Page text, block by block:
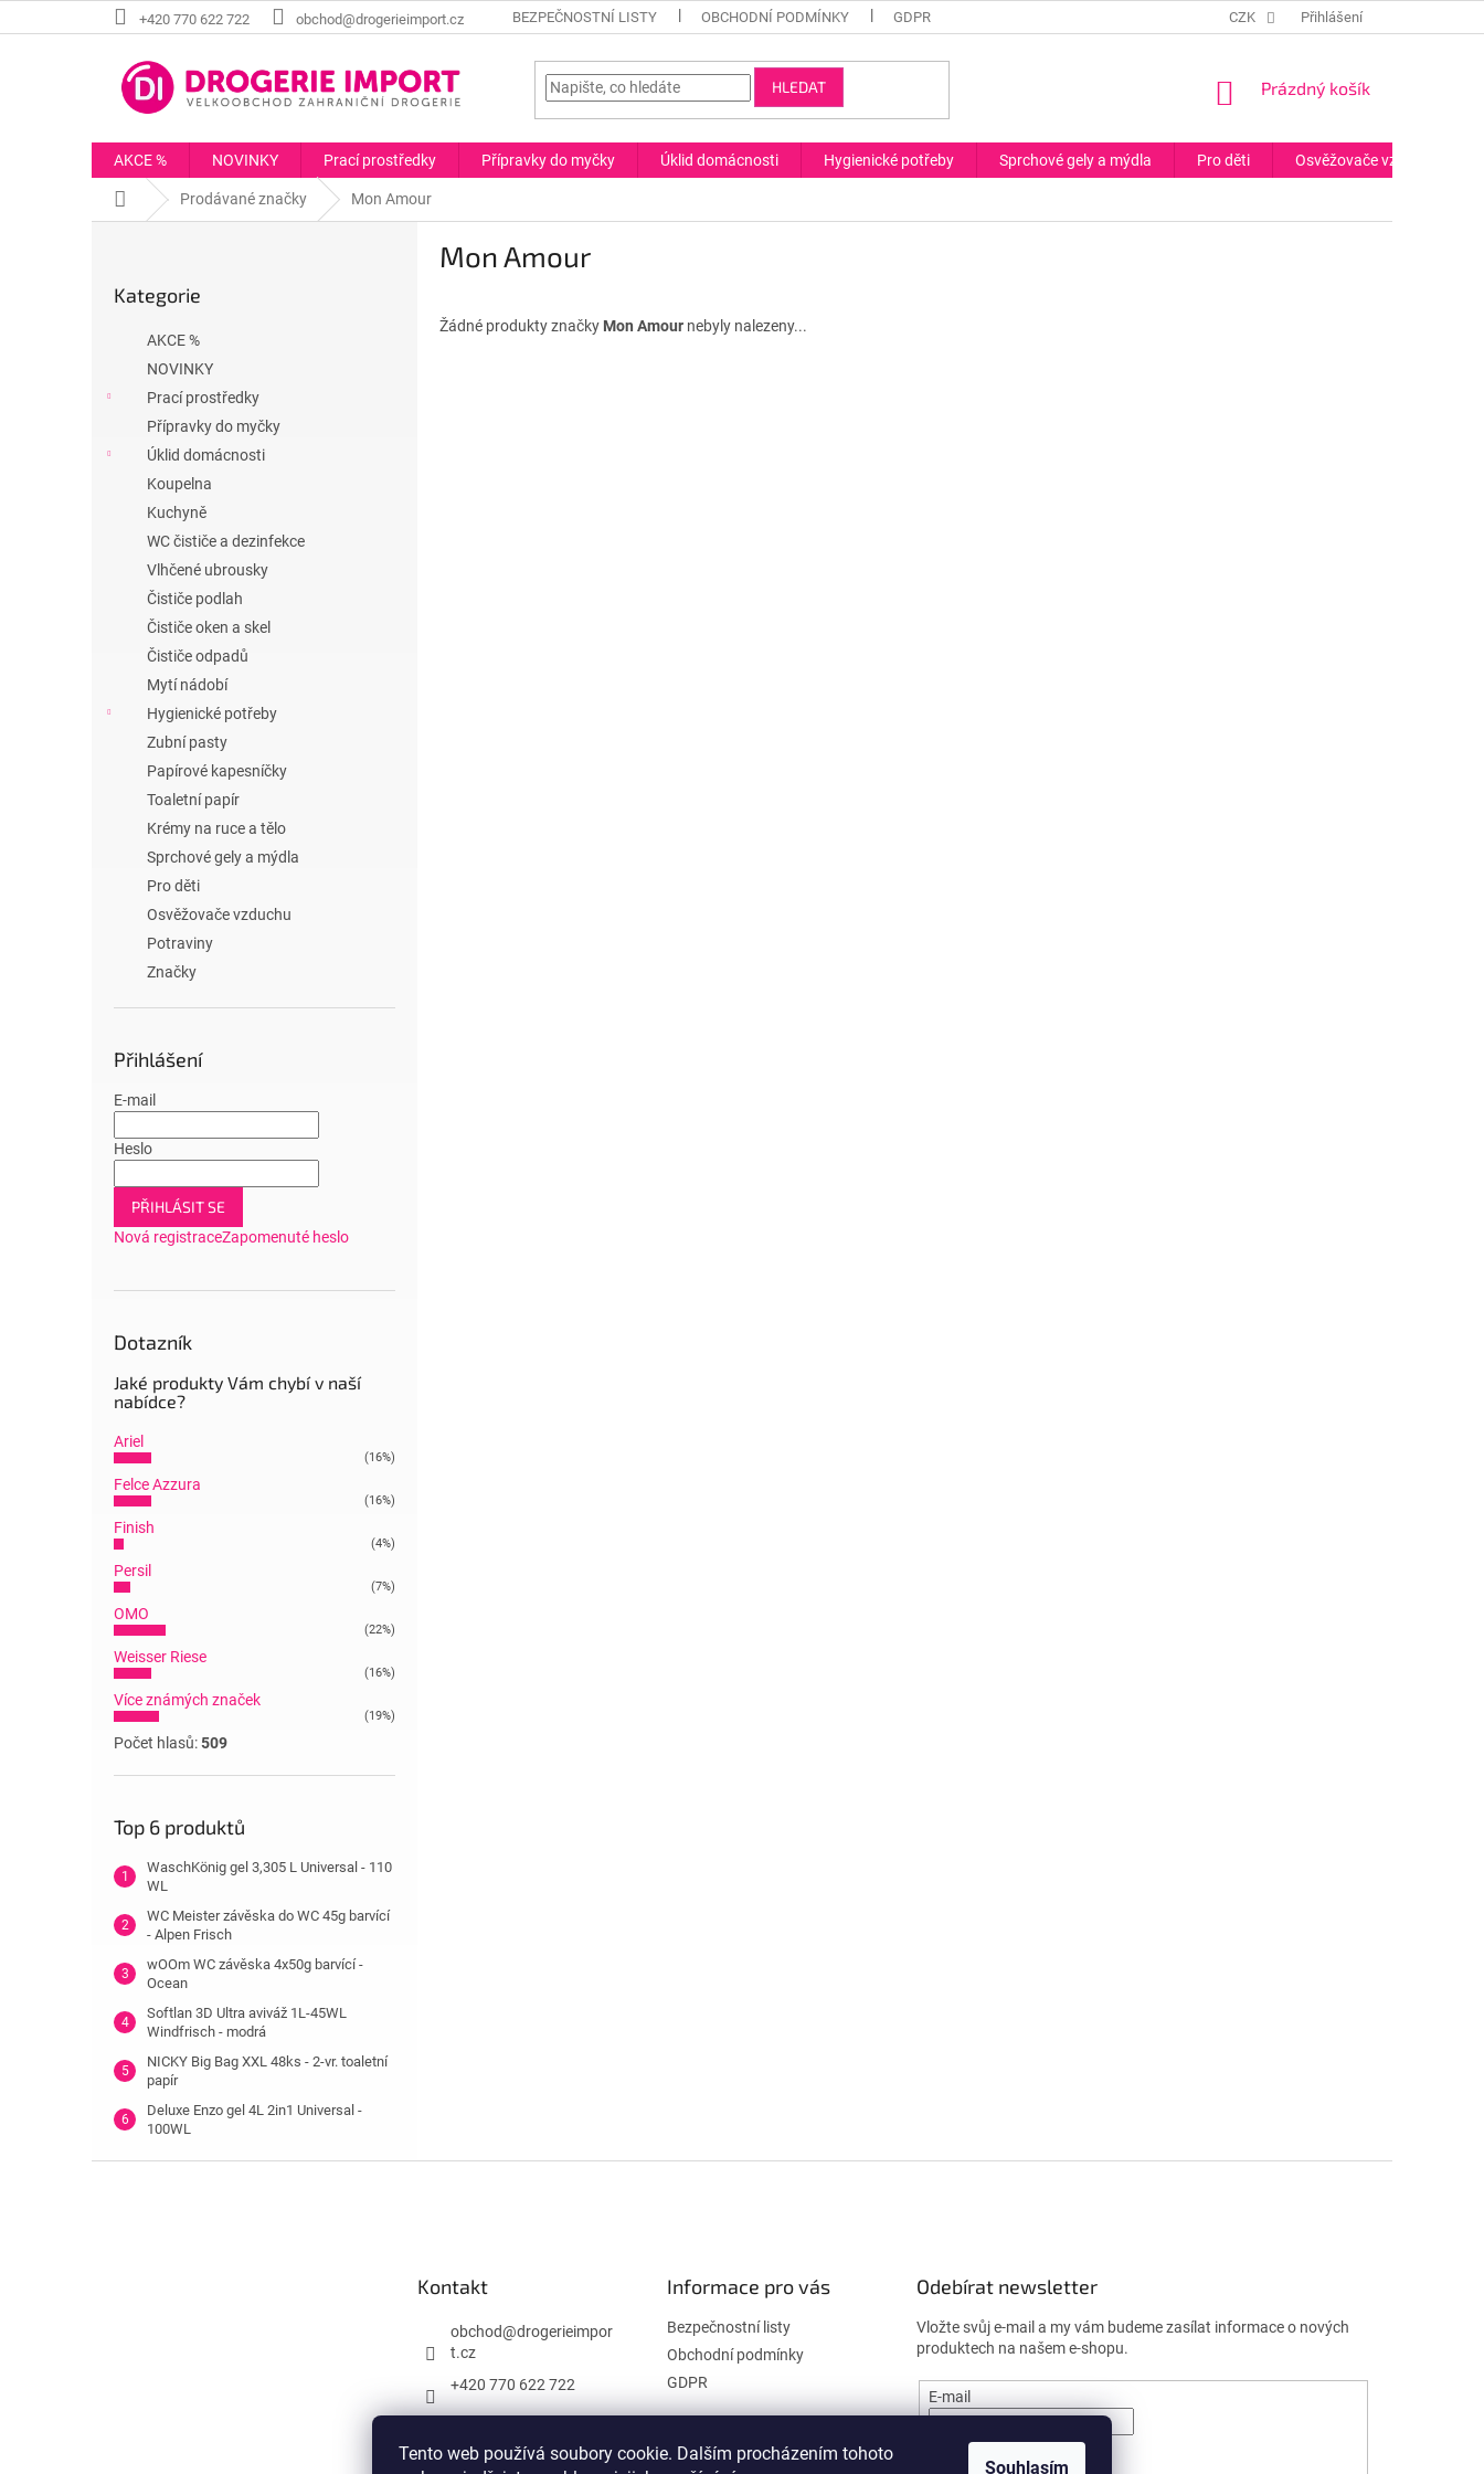
Tento web používá soubory cookie. Dalším procházením tohoto
Souhlasím
na
+420 770 622 722 obchod@drogerieimport.cz BEZPEČNOSTNÍ LISTY OBCHODNÍ PODMÍNKY GDPR CZK Přihlášení
HLEDAT
NÁKUPNÍ
Prázdný košík
AKCE % NOVINKY Prací prostředky Přípravky do myčky Úklid domácnosti Hygienické potřeby Sprchové gely a mýdla Pro děti Osvěžovače vzduchu
Domů Prodávané značky Mon Amour
kategorie
Kategorie
AKCE %
NOVINKY
Prací prostředky
Přípravky do myčky
Úklid domácnosti
Koupelna
Kuchyně
WC čističe a dezinfekce
Vlhčené ubrousky
Čističe podlah
Čističe oken a skel
Čističe odpadů
Mytí nádobí
Hygienické potřeby
Zubní pasty
Papírové kapesníčky
Toaletní papír
Krémy na ruce a tělo
Sprchové gely a mýdla
Pro děti
Osvěžovače vzduchu
Potraviny
Značky
Přihlášení
E-mail
Heslo
PŘIHLÁSIT SE
Nová registraceZapomenuté heslo
Dotazník
Jaké produkty Vám chybí v naší
nabídce?
Ariel
(16%)
Felce Azzura
(16%)
Finish
(4%)
Persil
(7%)
OMO
(22%)
Weisser Riese
(16%)
Více známých značek
(19%)
Počet hlasů:509
Top 6 produktů
WaschKönig gel 3,305 L Universal - 110
WL
WC Meister závěska do WC 45g barvící
- Alpen Frisch
wOOm WC závěska 4x50g barvící -
Ocean
Softlan 3D Ultra aviváž 1L-45WL
Windfrisch - modrá
NICKY Big Bag XXL 48ks - 2-vr. toaletní
papír
Deluxe Enzo gel 4L 2in1 Universal -
100WL
Mon Amour
Žádné produkty značky Mon Amour nebyly nalezeny...
Kontakt
obchod@drogerieimpor
t.cz
+420 770 622 722
Informace pro vás
Bezpečnostní listy
Obchodní podmínky
GDPR
Odebírat newsletter
Vložte svůj e-mail a my vám budeme zasílat informace o nových
produktech na našem e-shopu.
E-mail